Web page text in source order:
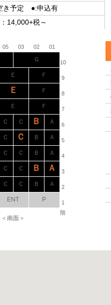
予定 ●:申込有
14,000+税～
05 03 02 01
Ｇ 10
Ｅ Ｆ 9
Ｅ Ｆ 8
Ｅ Ｆ 7
Ｃ Ｃ Ｂ Ａ 6
Ｃ Ｃ Ｂ Ａ 5
Ｃ Ｃ Ｂ Ａ 4
Ｃ Ｃ Ｂ Ａ 3
Ｃ Ｃ Ｂ Ａ 2
ENT P
1
＜南面＞
階